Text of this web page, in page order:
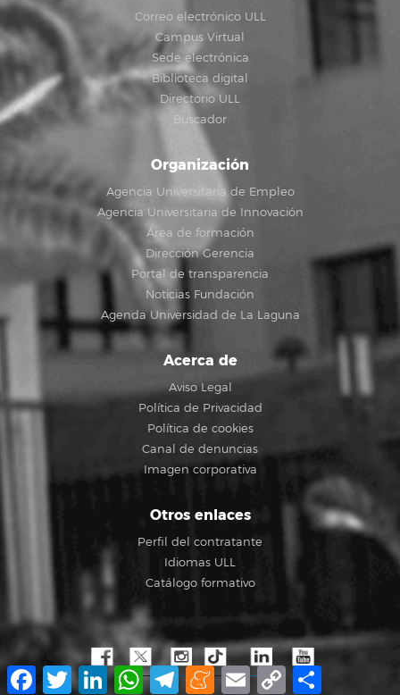
Correo electrónico ULL
Campus Virtual
Sede electrónica
Biblioteca digital
Directorio ULL
Buscador
Organización
Agencia Universitaria de Empleo
Agencia Universitaria de Innovación
Área de formación
Dirección Gerencia
Portal de transparencia
Noticias Fundación
Agenda Universidad de La Laguna
Acerca de
Aviso Legal
Política de Privacidad
Política de cookies
Canal de denuncias
Imagen corporativa
Otros enlaces
Perfil del contratante
Idiomas ULL
Catálogo formativo
Facebook
TwitterLinkedInWhatsApp
TelegramMeneame
Email Copy
Link